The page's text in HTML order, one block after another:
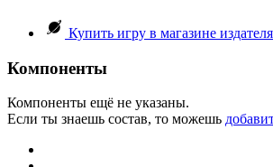
Купить игру в магазине издателя
Компоненты
Компоненты ещё не указаны.
Если ты знаешь состав, то можешь